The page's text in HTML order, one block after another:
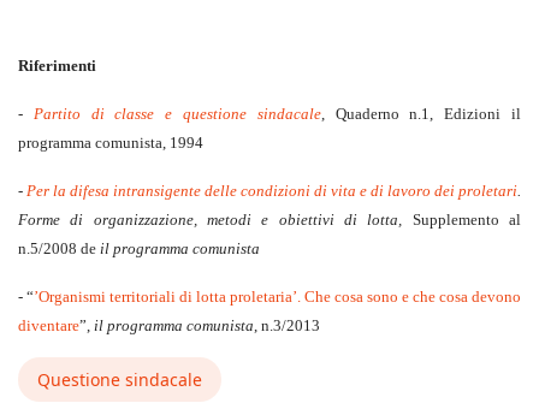
Riferimenti
- Partito di classe e questione sindacale, Quaderno n.1, Edizioni il
programma comunista, 1994
- Per la difesa intransigente delle condizioni di vita e di lavoro dei proletari.
Forme di organizzazione, metodi e obiettivi di lotta, Supplemento al
n.5/2008 de il programma comunista
- “’Organismi territoriali di lotta proletaria’. Che cosa sono e che cosa devono
diventare”, il programma comunista, n.3/2013
Questione sindacale